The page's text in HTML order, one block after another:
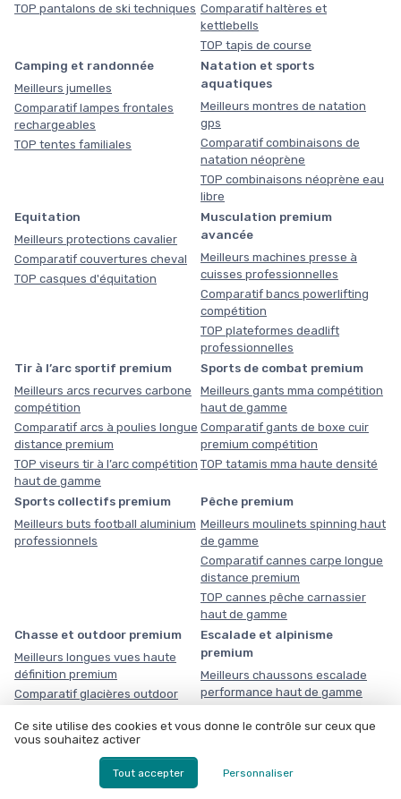
TOP pantalons de ski techniques Comparatif haltères et
kettlebells
TOP tapis de course
Camping et randonnée
Meilleurs jumelles
Comparatif lampes frontales
rechargeables
TOP tentes familiales
Natation et sports
aquatiques
Meilleurs montres de natation
gps
Comparatif combinaisons de
natation néoprène
TOP combinaisons néoprène eau
libre
Equitation
Meilleurs protections cavalier
Comparatif couvertures cheval
TOP casques d'équitation
Musculation premium
avancée
Meilleurs machines presse à
cuisses professionnelles
Comparatif bancs powerlifting
compétition
TOP plateformes deadlift
professionnelles
Tir à l’arc sportif premium
Meilleurs arcs recurves carbone
compétition
Comparatif arcs à poulies longue
distance premium
TOP viseurs tir à l’arc compétition
haut de gamme
Sports de combat premium
Meilleurs gants mma compétition
haut de gamme
Comparatif gants de boxe cuir
premium compétition
TOP tatamis mma haute densité
Sports collectifs premium
Meilleurs buts football aluminium
professionnels
Pêche premium
Meilleurs moulinets spinning haut
de gamme
Comparatif cannes carpe longue
distance premium
TOP cannes pêche carnassier
haut de gamme
Chasse et outdoor premium
Meilleurs longues vues haute
définition premium
Comparatif glacières outdoor
TOP jumelles professionnelles
observation nature
Escalade et alpinisme
premium
Meilleurs chaussons escalade
performance haut de gamme
Triathlon premium
Meilleurs casques aérodynamiques triathlon haut de gamme
Ce site utilise des cookies et vous donne le contrôle sur ceux que
vous souhaitez activer
Tout accepter Personnaliser